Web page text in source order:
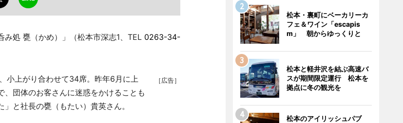
処 甕（かめ）」（松本市深志1、TEL 0263-34-
［広告］
小上がり合わせて34席。昨年6月に上
団体のお客さんに迷惑をかけることも
と社長の甕（もたい）貴英さん。
松本・裏町にベーカリーカ
フェ＆ワイン「escapis
m」 朝からゆっくりと
松本と軽井沢を結ぶ高速バ
スが期間限定運行 松本を
拠点に冬の観光を
松本のアイリッシュパブ